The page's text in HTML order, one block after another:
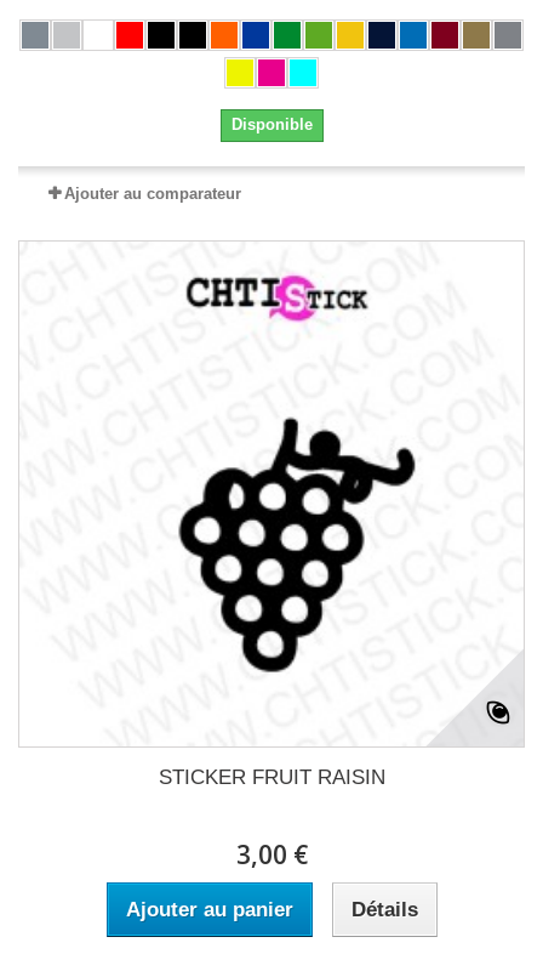
Disponible
Ajouter au comparateur
STICKER FRUIT RAISIN
3,00 €
Ajouter au panier Détails